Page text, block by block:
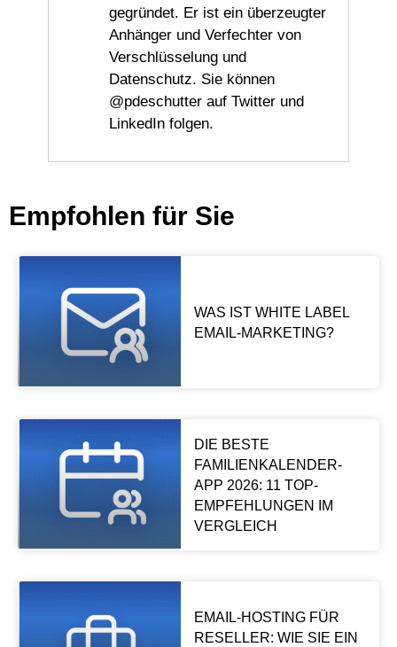
gegründet. Er ist ein überzeugter
Anhänger und Verfechter von
Verschlüsselung und
Datenschutz. Sie können
@pdeschutter auf Twitter und
LinkedIn folgen.
Empfohlen für Sie
WAS IST WHITE LABEL
EMAIL-MARKETING?
DIE BESTE
FAMILIENKALENDER-
APP 2026: 11 TOP-
EMPFEHLUNGEN IM
VERGLEICH
EMAIL-HOSTING FÜR
RESELLER: WIE SIE EIN